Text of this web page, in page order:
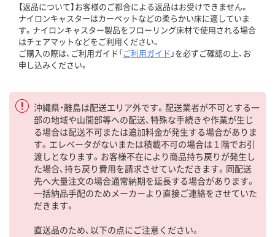
【返品について】お客様のご都合による返品はお受けできません。
ナイロンキャスターはカーペットなどの柔らかい床に適していま
す。ナイロンキャスター製品をフローリング床材で使用される場合
はチェアマットなどをご利用ください。
ご購入の際は、ご利用ガイド「ご利用ガイド 」を必ずご確認の上、お
申し込みください。
沖縄県・離島は配送エリア外です。配送業者が不可とする一
部の地域や山間部等への配送、特殊な手続きや作業が生じ
る場合は配送不可または追加料金が発生する場合がありま
す。エレベータがないまたは積載不可の場合は１階でお引
渡しとなります。お客様不在により商品持ち戻りが発生し
た場合、持ち戻り費用を請求させていただきます。同配送
先へ大量注文の場合通常納期を延長する場合があります。
一括納品手配のためメーカーより直接ご連絡をさせていた
だきます。
直送品のため、以下の点にご注意ください。